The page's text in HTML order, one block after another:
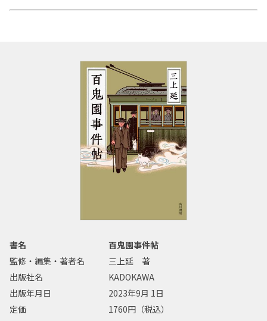
書名
百鬼園事件帖
監修・編集・著者名
三上延 著
出版社名
KADOKAWA
出版年月日
2023年9月 1日
定価
1760円（税込）